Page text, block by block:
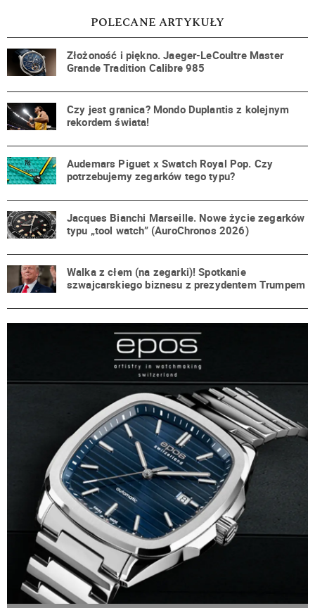
POLECANE ARTYKUŁY
Złożoność i piękno. Jaeger-LeCoultre Master
Grande Tradition Calibre 985
Czy jest granica? Mondo Duplantis z kolejnym
rekordem świata!
Audemars Piguet x Swatch Royal Pop. Czy
potrzebujemy zegarków tego typu?
Jacques Bianchi Marseille. Nowe życie zegarków
typu „tool watch” (AuroChronos 2026)
Walka z cłem (na zegarki)! Spotkanie
szwajcarskiego biznesu z prezydentem Trumpem